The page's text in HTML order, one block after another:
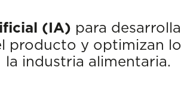
(IA) para
producto y optimizan
la industria alimentaria.